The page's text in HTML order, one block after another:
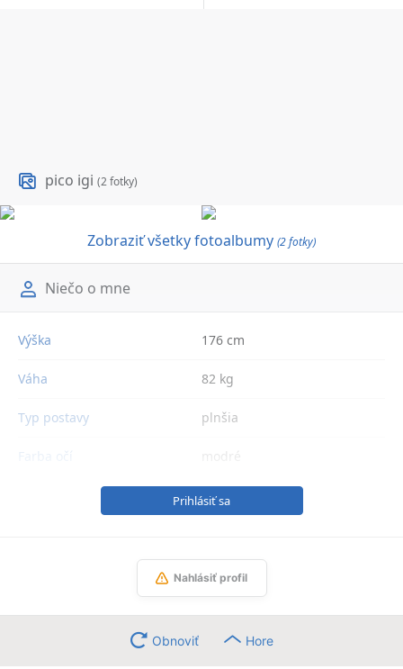
pico igi(2 fotky)
Zobraziť všetky fotoalbumy (2 fotky)
Niečo o mne
Výška 176 cm
Váha 82 kg
Typ postavy plnšia
modré
Prihlásiť sa
Nahlásiť profil
Obnoviť Hore